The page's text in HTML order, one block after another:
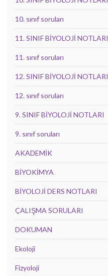
10. sınıf soruları
11. SINIF BİYOLOJİ NOTLARI
11. sınıf soruları
12. SINIF BİYOLOJİ NOTLARI
12. sınıf soruları
9. SINIF BİYOLOJİ NOTLARI
9. sınıf soruları
AKADEMİK
BİYOKİMYA
BİYOLOJİ DERS NOTLARI
ÇALIŞMA SORULARI
DOKUMAN
Ekoloji
Fizyoloji